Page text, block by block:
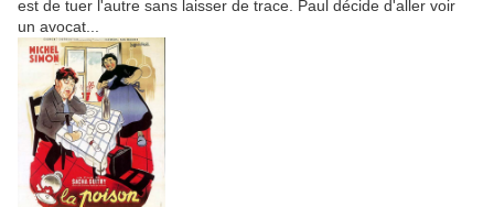
est de tuer l'autre sans laisser de trace. Paul décide d'aller voir
un avocat...